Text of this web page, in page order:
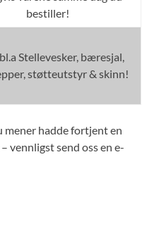
bestiller!
Stellevesker, bæresjal,
støtteutstyr & skinn!
mener hadde fortjent en
vennligst send oss en e-